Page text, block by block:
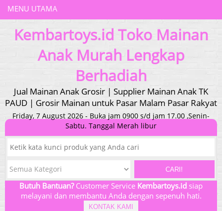
MENU UTAMA
Kembartoys.id Toko Mainan
Anak Murah Lengkap
Berhadiah
Jual Mainan Anak Grosir | Supplier Mainan Anak TK
PAUD | Grosir Mainan untuk Pasar Malam Pasar Rakyat
Friday, 7 August 2026 - Buka jam 0900 s/d jam 17.00 ,Senin-
Sabtu. Tanggal Merah libur
CARI!
Butuh Bantuan?Customer Service Kembartoys.id siap
melayani dan membantu Anda dengan sepenuh hati.
KONTAK KAMI